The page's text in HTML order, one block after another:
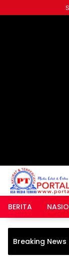
ke
BERITA
Breaking News
TRK
Polres